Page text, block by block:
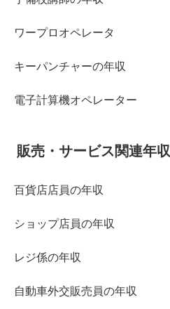
ワープロオペレータ
キーパンチャーの年収
電子計算機オペレーター
販売・サービス関連年収
百貨店店員の年収
ショップ店員の年収
レジ係の年収
自動車外交販売員の年収